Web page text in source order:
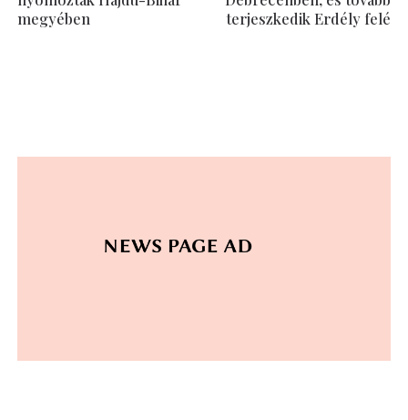
megyében
terjeszkedik Erdély felé